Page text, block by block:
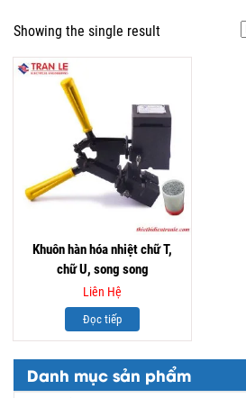
Danh mục sản phẩm
Showing the single result
Khuôn hàn hóa nhiệt chữ T,
chữ U, song song
Liên Hệ
Đọc tiếp